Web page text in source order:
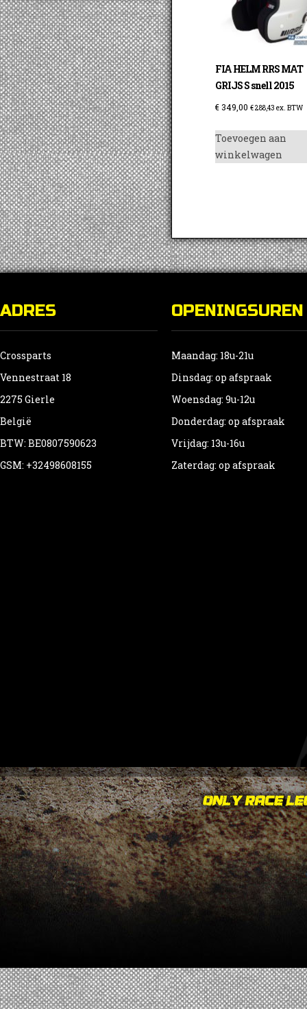
FIA HELM RRS MAT
GRIJS S snell 2015
€ 349,00 €288,43 ex. BTW
Toevoegen aan
winkelwagen
ADRES
Crossparts
Vennestraat 18
2275 Gierle
België
BTW: BE0807590623
GSM: +32498608155
OPENINGSUREN
Maandag: 18u-21u
Dinsdag: op afspraak
Woensdag: 9u-12u
Donderdag: op afspraak
Vrijdag: 13u-16u
Zaterdag: op afspraak